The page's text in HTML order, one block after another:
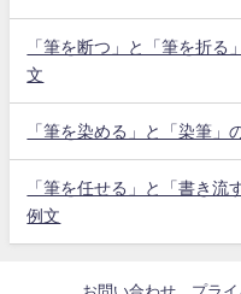
「筆を断つ」と「筆を折る
文
「筆を染める」と「染筆」
「筆を任せる」と「書き
例文